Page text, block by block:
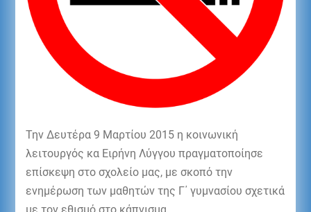
Την Δευτέρα 9 Μαρτίου 2015 η κοινωνική
λειτουργός κα Ειρήνη Λύγγου πραγματοποίησε
επίσκεψη στο σχολείο μας, με σκοπό την
ενημέρωση των μαθητών της Γ΄ γυμνασίου σχετικά